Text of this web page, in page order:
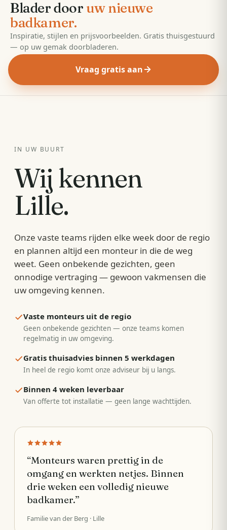
Blader door uw nieuwe
badkamer.
Inspiratie, stijlen en prijsvoorbeelden. Gratis thuisgestuurd
— op uw gemak doorbladeren.
Vraag gratis aan
IN UW BUURT
Wij kennen
Lille.
Onze vaste teams rijden elke week door de regio
en plannen altijd een monteur in die de weg
weet. Geen onbekende gezichten, geen
onnodige vertraging — gewoon vakmensen die
uw omgeving kennen.
Vaste monteurs uit de regio
Geen onbekende gezichten — onze teams komen
regelmatig in uw omgeving.
Gratis thuisadvies binnen 5 werkdagen
In heel de regio komt onze adviseur bij u langs.
Binnen 4 weken leverbaar
Van offerte tot installatie — geen lange wachttijden.
“Monteurs waren prettig in de
omgang en werkten netjes. Binnen
drie weken een volledig nieuwe
badkamer.”
Familie van der Berg · Lille